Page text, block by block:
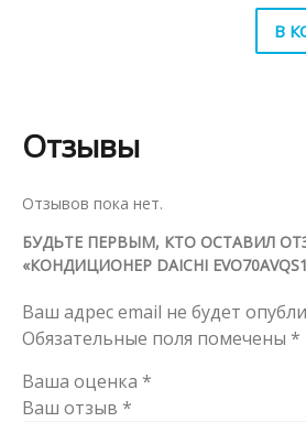
В
Отзывы
Отзывов пока нет.
БУДЬТЕ ПЕРВЫМ, КТО ОСТАВИЛ
«КОНДИЦИОНЕР DAICHI
Ваш адрес email не будет
Обязательные поля помечены *
Ваша оценка *
Ваш отзыв *